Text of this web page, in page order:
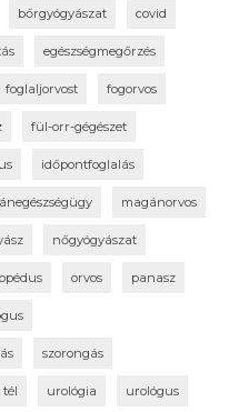
bőrgyógyászat covid
egészségmegőrzés
foglaljorvost fogorvos
fül-orr-gégészet
időpontfoglalás
magánorvos
nőgyógyászat
orvos panasz
szorongás
tél urológia urológus